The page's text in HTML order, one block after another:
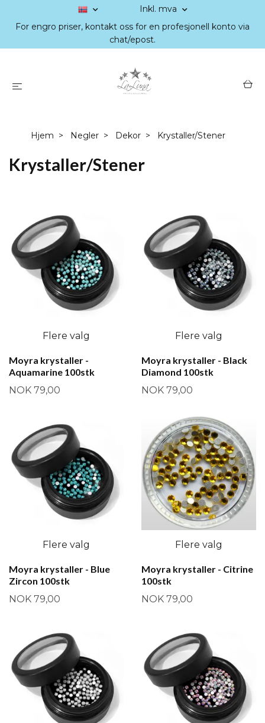
Inkl. mva
For engro priser, kontakt oss for en profesjonell konto via
chat/epost.
Hjem Negler Dekor Krystaller/Stener
Krystaller/Stener
Flere valg
Moyra krystaller -
Aquamarine 100stk
NOK 79,00
Flere valg
Moyra krystaller - Black
Diamond 100stk
NOK 79,00
Flere valg
Moyra krystaller - Blue
Zircon 100stk
NOK 79,00
Flere valg
Moyra krystaller - Citrine
100stk
NOK 79,00